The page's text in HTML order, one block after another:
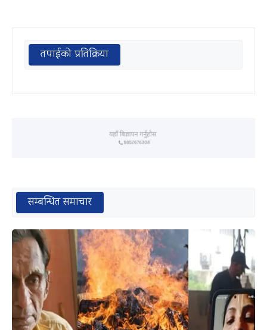
तपाईको प्रतिक्रिया
सम्बन्धित समाचार